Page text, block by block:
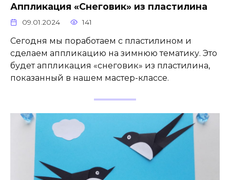
Аппликация «Снеговик» из пластилина
09.01.2024 141
Сегодня мы поработаем с пластилином и
сделаем аппликацию на зимнюю тематику. Это
будет аппликация «снеговик» из пластилина,
показанный в нашем мастер-классе.